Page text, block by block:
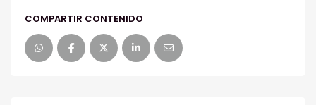
COMPARTIR CONTENIDO